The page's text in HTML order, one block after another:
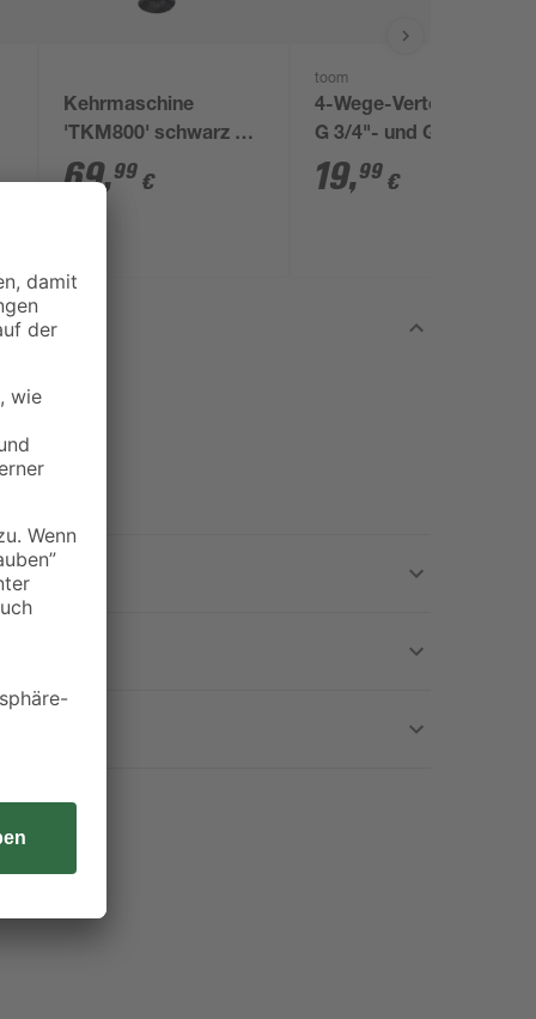
Kehrmaschine
'TKM800' schwarz 20
l 65 x 117 x 102 cm
69,99 €
toom
4-Wege-Verteiler mit
G 3/4"- und G 1"-
Gewinde
19,99 €